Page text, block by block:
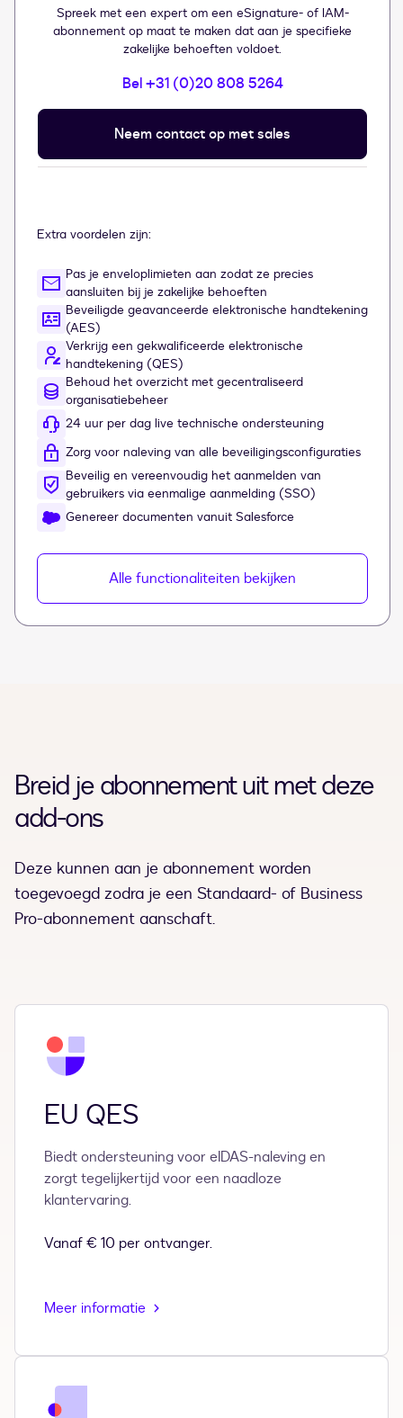
Spreek met een expert om een eSignature- of IAM-
abonnement op maat te maken dat aan je specifieke
zakelijke behoeften voldoet.
Bel +31 (0)20 808 5264
Neem contact op met sales
Extra voordelen zijn:
Pas je enveloplimieten aan zodat ze precies
aansluiten bij je zakelijke behoeften
Beveiligde geavanceerde elektronische handtekening
(AES)
Verkrijg een gekwalificeerde elektronische
handtekening (QES)
Behoud het overzicht met gecentraliseerd
organisatiebeheer
24 uur per dag live technische ondersteuning
Zorg voor naleving van alle beveiligingsconfiguraties
Beveilig en vereenvoudig het aanmelden van
gebruikers via eenmalige aanmelding (SSO)
Genereer documenten vanuit Salesforce
Alle functionaliteiten bekijken
Breid je abonnement uit met deze
add-ons
Deze kunnen aan je abonnement worden
toegevoegd zodra je een Standaard- of Business
Pro-abonnement aanschaft.
EU QES
Biedt ondersteuning voor eIDAS-naleving en
zorgt tegelijkertijd voor een naadloze
klantervaring.
Vanaf € 10 per ontvanger.
Meer informatie